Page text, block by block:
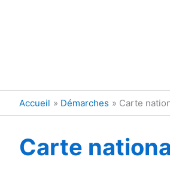
Accueil Démarches Carte
Carte